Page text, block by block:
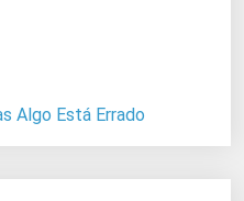
Algo Está Errado